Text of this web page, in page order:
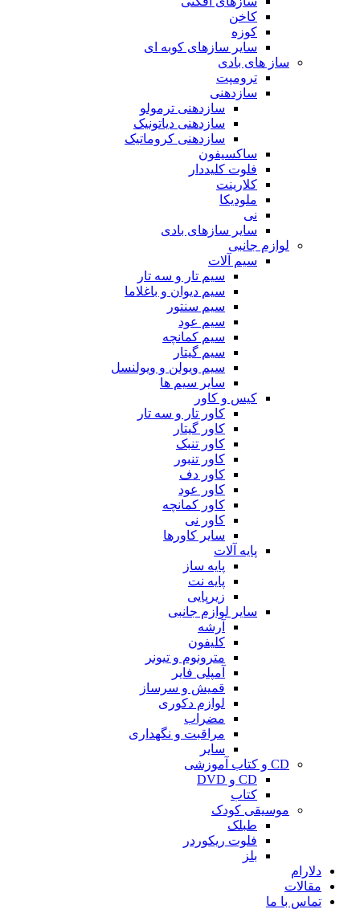
کاخن
کوزه
سایر سازهای کوبه ای
ساز های بادی
ترومپت
سازدهنی
سازدهنی ترمولو
سازدهنی دیاتونیک
سازدهنی کروماتیک
ساکسیفون
فلوت کلیددار
کلارینت
ملودیکا
نی
سایر سازهای بادی
لوازم جانبی
سیم آلات
سیم تار و سه تار
سیم دیوان و باغلاما
سیم سنتور
سیم عود
سیم کمانچه
سیم گیتار
سیم ویولن و ویولنسل
سایر سیم ها
کیس و کاور
کاور تار و سه تار
کاور گیتار
کاور تنبک
کاور تنبور
کاور دف
کاور عود
کاور کمانچه
کاور نی
سایر کاورها
پایه آلات
پایه ساز
پایه نت
زیرپایی
سایر لوازم جانبی
آرشه
کلیفون
مترونوم و تیونر
آمپلی فایر
قمیش و سرساز
لوازم دکوری
مضراب
مراقبت و نگهداری
سایر
CD و کتاب آموزشی
CD و DVD
کتاب
موسیقی کودک
طبلک
فلوت ریکوردر
بلز
دلارام
مقالات
تماس با ما